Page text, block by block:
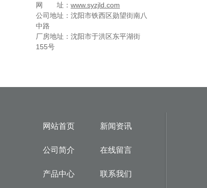
网 址： www.syzjld.com
公司地址：沈阳市铁西区勋望街南八
中路
厂房地址：沈阳市于洪区东平湖街
155号
网站首页 新闻资讯
公司简介 在线留言
产品中心 联系我们